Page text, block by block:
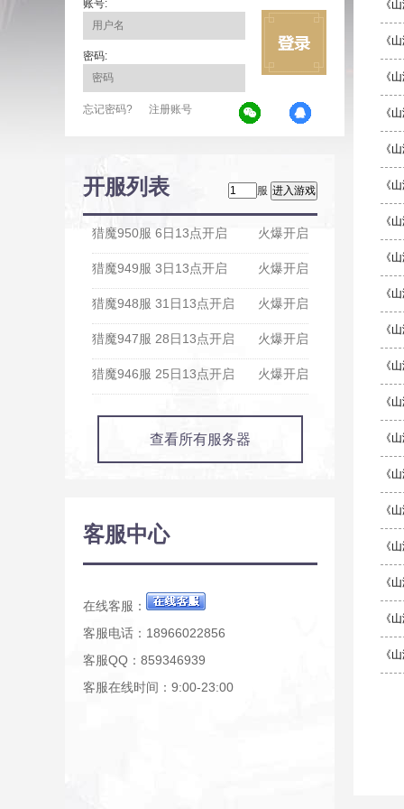
账号:
密码:
忘记密码? 注册账号
开服列表 服
火爆开启
猎魔950服 6日13点开启
火爆开启
猎魔949服 3日13点开启
火爆开启
猎魔948服 31日13点开启
火爆开启
猎魔947服 28日13点开启
火爆开启
猎魔946服 25日13点开启
查看所有服务器
客服中心
在线客服：
客服电话：18966022856
客服QQ：859346939
客服在线时间：9:00-23:00
《
《
《
《
《
《
《
《
《
《
《
《
《
《
《
《
《
《
《